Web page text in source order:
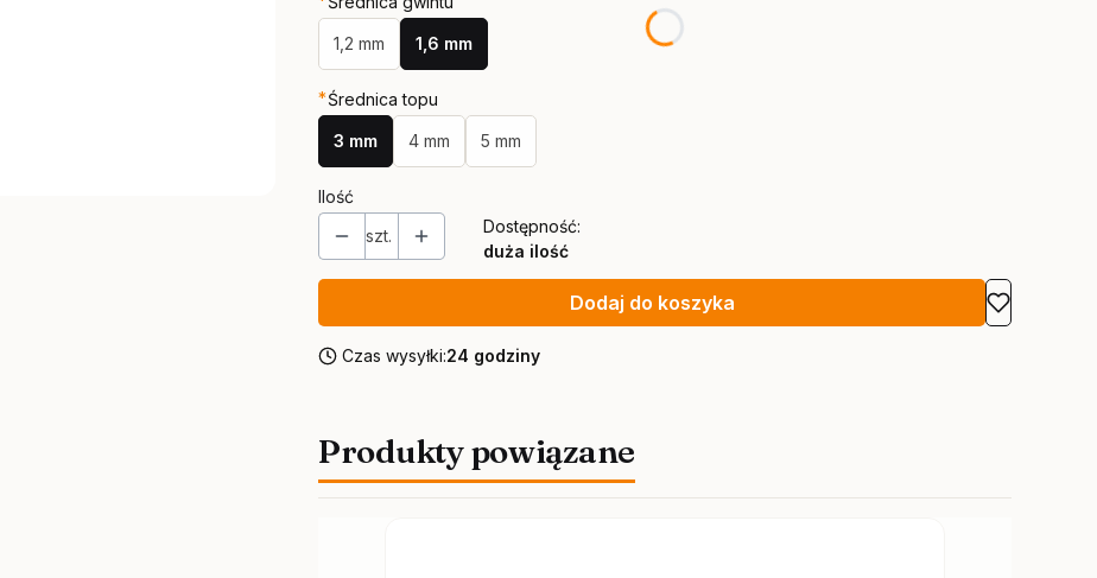
1,2 mm 1,6 mm
*Średnica topu
3 mm 4 mm 5 mm
Ilość
szt.
Dostępność:
duża ilość
Dodaj do koszyka
Czas wysyłki:24 godziny
Produkty powiązane